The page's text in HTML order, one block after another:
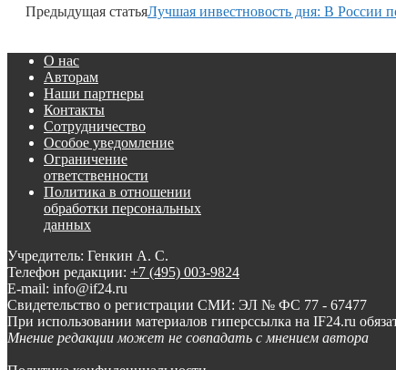
Предыдущая статьяЛучшая инвестновость дня: В России
О нас
Авторам
Наши партнеры
Контакты
Сотрудничество
Особое уведомление
Ограничение
ответственности
Политика в отношении
обработки персональных
данных
Учредитель: Генкин А. С.
Телефон редакции: +7 (495) 003-9824
E-mail: info@if24.ru
Свидетельство о регистрации СМИ: ЭЛ № ФС 77 - 67477
При использовании материалов гиперссылка на IF24.ru
Мнение редакции может не совпадать с мнением автора